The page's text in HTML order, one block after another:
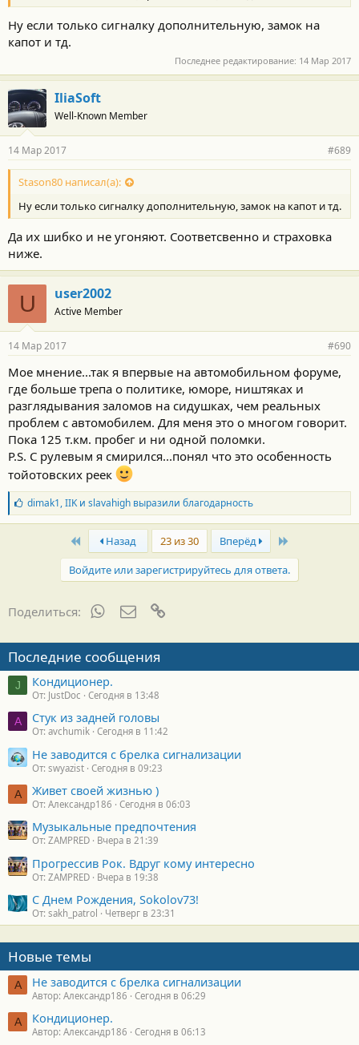
Ну если только сигналку дополнительную, замок на
капот и тд.
Последнее редактирование: 14 Мар 2017
IliaSoft
Well-Known Member
14 Мар 2017 #689
Stason80 написал(а):
Ну если только сигналку дополнительную, замок на капот и тд.
Да их шибко и не угоняют. Соответсвенно и страховка
ниже.
U user2002
Active Member
14 Мар 2017 #690
Мое мнение...так я впервые на автомобильном форуме,
где больше трепа о политике, юморе, ништяках и
разглядывания заломов на сидушках, чем реальных
проблем с автомобилем. Для меня это о многом говорит.
Пока 125 т.км. пробег и ни одной поломки.
P.S. С рулевым я смирился...понял что это особенность
тойотовских реек
Б
л
а
о
т
и
:
dimak1,IIKи slavahighвыразили благодарность
First Назад 23 из 30 Вперёд
Войдите или зарегистрируйтесь для ответа.
Поделиться: WhatsAppЭлектронная почта
Последние сообщения
J Кондиционер.
От: JustDoc Сегодня в 13:48
A Стук из задней головы
От: avchumik Сегодня в 11:42
Не заводится с брелка сигнализации
От: swyazist Сегодня в 09:23
А Живет своей жизнью )
От: Александр186 Сегодня в 06:03
Музыкальные предпочтения
От: ZAMPRED Вчера в 21:39
Прогрессив Рок. Вдруг кому интересно
От: ZAMPRED Вчера в 19:38
С Днем Рождения, Sokolov73!
От: sakh_patrol Четверг в 23:31
Новые темы
А Не заводится с брелка сигнализации
Автор: Александр186 Сегодня в 06:29
А Кондиционер.
Автор: Александр186 Сегодня в 06:13